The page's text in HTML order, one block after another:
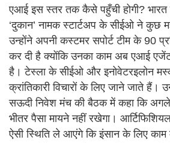
एआई इस स्तर तक कैसे पहुँची होगी? भारत
‘दुकान’ नामक स्टार्टअप के सीईओ ने कुछ
उन्होंने अपनी कस्टमर सपोर्ट टीम के 90
कर दी है क्योंकि उनका काम अब एआई
है। टेस्ला के सीईओ और इनोवेटरइलोन
क्रांतिकारी विचारों के लिए जाने जाते हैं।
सऊदी निवेश मंच की बैठक में कहा कि
भीतर पैसा मायने नहीं रखेगा।
ऐसी स्थिति ले आएंगे कि इंसान के लिए काम